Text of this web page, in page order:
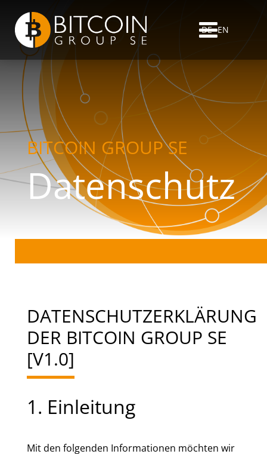
DE EN
BITCOIN GROUP SE
Datenschutz
DATENSCHUTZERKLÄRUNG
DER BITCOIN GROUP SE
[V1.0]
1. Einleitung
Mit den folgenden Informationen möchten wir